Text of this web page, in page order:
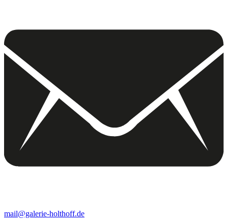
mail@galerie-holthoff.de